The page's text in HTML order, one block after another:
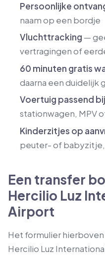
Persoonlijke
naam op een bordje
Vluchttracking —
vertragingen of
60 minuten gratis
daarna een duidelijk
Voertuig passend
stationwagen, MPV
Kinderzitjes op
peuter- of
Een transfer
Hercilio Luz
Airport
Het formulier
Hercilio Luz